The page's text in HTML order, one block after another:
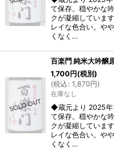
て保存。穏やかな
クが凝縮していま
レイな色合い。や
くなく…
百楽門 純米大吟醸
1,700円(税別)
(税込: 1,870円)
在庫なし
◆蔵元より 2025年
て保存。穏やかな
クが凝縮していま
レイな色合い。や
くなく…